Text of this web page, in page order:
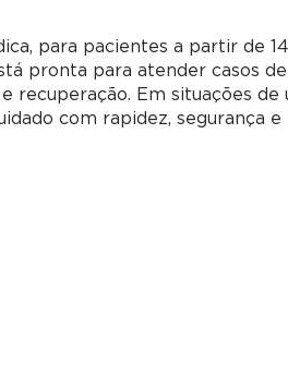
para pacientes a partir de 14
pronta para atender casos de
recuperação. Em situações de
com rapidez, segurança e